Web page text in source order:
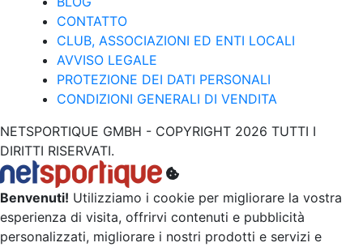
CONTATTO
CLUB, ASSOCIAZIONI ED ENTI LOCALI
AVVISO LEGALE
PROTEZIONE DEI DATI PERSONALI
CONDIZIONI GENERALI DI VENDITA
NETSPORTIQUE GMBH - COPYRIGHT 2026 TUTTI I
DIRITTI RISERVATI.
Benvenuti! Utilizziamo i cookie per migliorare la vostra
esperienza di visita, offrirvi contenuti e pubblicità
personalizzati, migliorare i nostri prodotti e servizi e